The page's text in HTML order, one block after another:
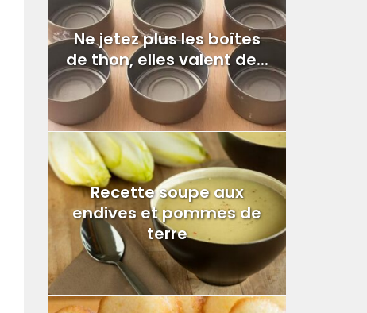
Ne jetez plus les boîtes
de thon, elles valent de...
Recette soupe aux
endives et pommes de
terre